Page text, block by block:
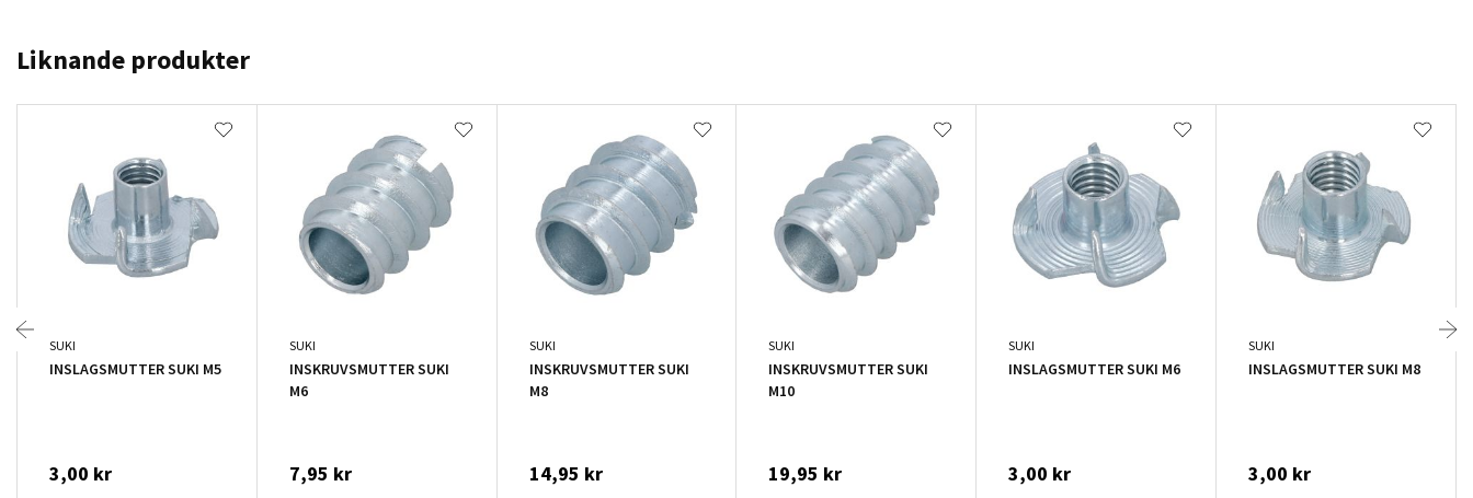
Liknande produkter
SUKI
INSLAGSMUTTER SUKI M5
3,00 kr
SUKI
INSKRUVSMUTTER SUKI
M6
7,95 kr
SUKI
INSKRUVSMUTTER SUKI
M8
14,95 kr
SUKI
INSKRUVSMUTTER SUKI
M10
19,95 kr
SUKI
INSLAGSMUTTER SUKI M6
3,00 kr
SUKI
INSLAGSMUTTER SUKI M8
3,00 kr